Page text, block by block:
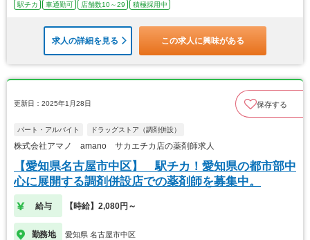
駅チカ 車通勤可 店舗数10～29 積極採用中
求人の詳細を見る この求人に興味がある
更新日：2025年1月28日 保存する
パート・アルバイト ドラッグストア（調剤併設）
株式会社アマノ amano サカエチカ店の薬剤師求人
【愛知県名古屋市中区】 駅チカ！愛知県の都市部中
心に展開する調剤併設店での薬剤師を募集中。
給与 【時給】2,080円～
勤務地 愛知県 名古屋市中区